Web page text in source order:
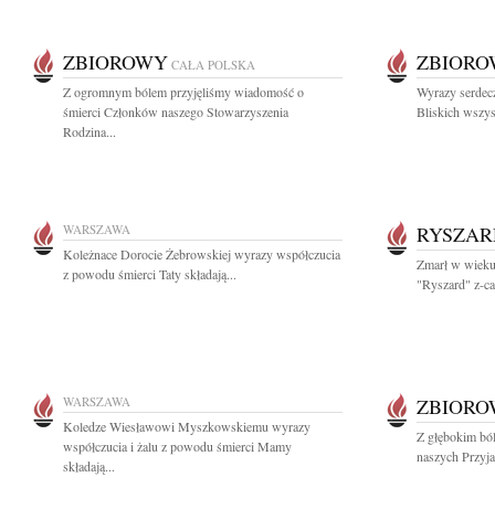
ZBIOROWY CAŁA POLSKA
Z ogromnym bólem przyjęliśmy wiadomość o
śmierci Członków naszego Stowarzyszenia
Rodzina...
Wyrazy
Bliskich
WARSZAWA
Koleżnace Dorocie Żebrowskiej wyrazy współczucia
z powodu śmierci Taty składają...
Zmarł w
"Ryszard" z-
WARSZAWA
Koledze Wiesławowi Myszkowskiemu wyrazy
współczucia i żalu z powodu śmierci Mamy
składają...
Z głębokim
naszych